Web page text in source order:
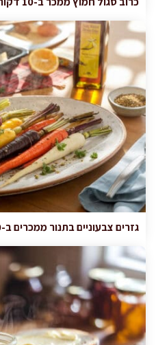
גזרים צבעוניים בתנור ממכרים ב-40 דקות, בלי בישול מוקדם